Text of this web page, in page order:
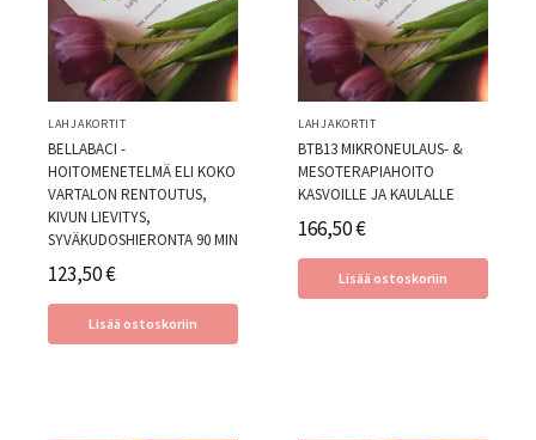
LAHJAKORTIT
BELLABACI -
HOITOMENETELMÄ ELI KOKO
VARTALON RENTOUTUS,
KIVUN LIEVITYS,
SYVÄKUDOSHIERONTA 90 MIN
123,50€
Lisää ostoskoriin
LAHJAKORTIT
BTB13 MIKRONEULAUS- &
MESOTERAPIAHOITO
KASVOILLE JA KAULALLE
166,50€
Lisää ostoskoriin